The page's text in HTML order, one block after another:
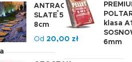
ANTRACYT
SLATE 5-
8cm
Od 20,00 zł
klasa
6mm